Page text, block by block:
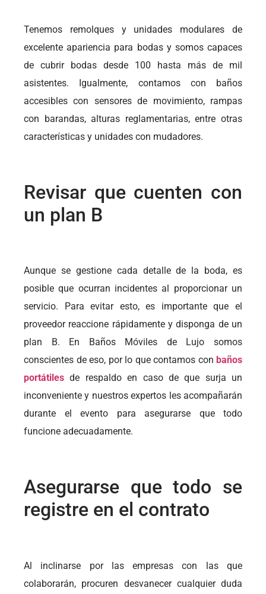
Tenemos remolques y unidades modulares de
excelente apariencia para bodas y somos capaces
de cubrir bodas desde 100 hasta más de mil
asistentes. Igualmente, contamos con baños
accesibles con sensores de movimiento, rampas
con barandas, alturas reglamentarias, entre otras
características y unidades con mudadores.
Revisar que cuenten con
un plan B
Aunque se gestione cada detalle de la boda, es
posible que ocurran incidentes al proporcionar un
servicio. Para evitar esto, es importante que el
proveedor reaccione rápidamente y disponga de un
plan B. En Baños Móviles de Lujo somos
conscientes de eso, por lo que contamos con baños
portátiles de respaldo en caso de que surja un
inconveniente y nuestros expertos les acompañarán
durante el evento para asegurarse que todo
funcione adecuadamente.
Asegurarse que todo se
registre en el contrato
Al inclinarse por las empresas con las que
colaborarán, procuren desvanecer cualquier duda